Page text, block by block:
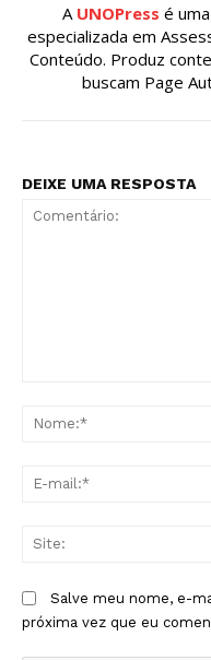
A UNOPress é
especializada em
Conteúdo. Produz
buscam Page
DEIXE UMA RESPOSTA
Salve meu nome, e-
próxima vez que eu